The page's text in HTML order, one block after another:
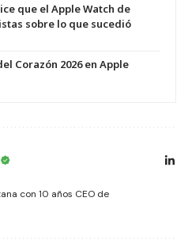
que el Apple Watch de
sobre lo que sucedió
Corazón 2026 en Apple
con 10 años CEO de